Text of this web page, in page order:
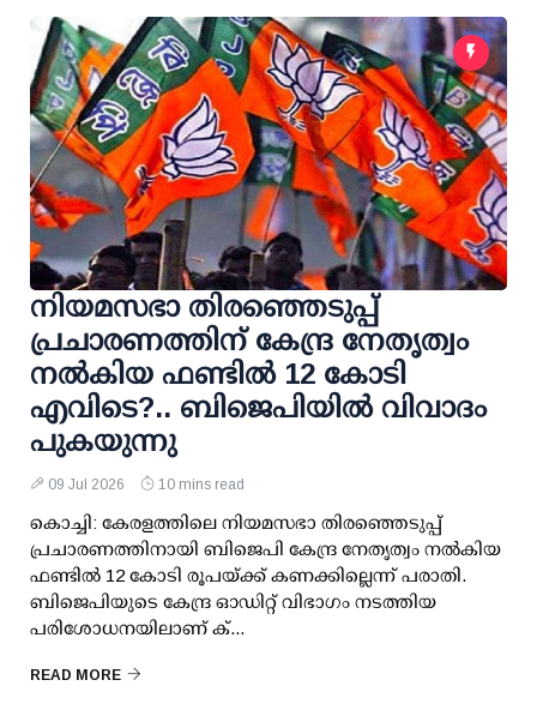
നിയമസഭാ തിരഞ്ഞെടുപ്പ്
പ്രചാരണത്തിന് കേന്ദ്ര നേതൃത്വം
നല്‍കിയ ഫണ്ടില്‍ 12 കോടി
എവിടെ?.. ബിജെപിയില്‍ വിവാദം
പുകയുന്നു
09 Jul 2026 10 mins read
കൊച്ചി: കേരളത്തിലെ നിയമസഭാ തിരഞ്ഞെടുപ്പ്
പ്രചാരണത്തിനായി ബിജെപി കേന്ദ്ര നേതൃത്വം നല്‍കിയ
ഫണ്ടില്‍ 12 കോടി രൂപയ്ക്ക് കണക്കില്ലെന്ന് പരാതി.
ബിജെപിയുടെ കേന്ദ്ര ഓഡിറ്റ് വിഭാഗം നടത്തിയ
പരിശോധനയിലാണ് ക്...
READ MORE